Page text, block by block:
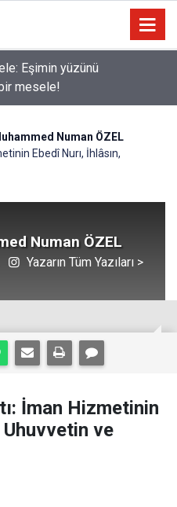
Eşimin yüzünü
mesele!
Numan ÖZEL
Ebedî Nurı, İhlâsın,
Numan ÖZEL
Yazarın Tüm Yazıları >
İman Hizmetinin
Uhuvvetin ve